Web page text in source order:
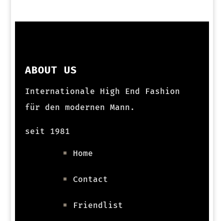
ABOUT US
Internationale High End Fashion
für den modernen Mann.
seit 1981
Home
Contact
Friendlist